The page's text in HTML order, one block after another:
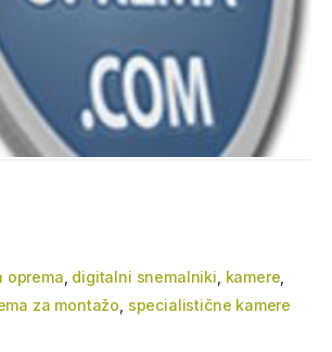
oprema digitalni snemalniki kamere
za montažo specialistične kamere